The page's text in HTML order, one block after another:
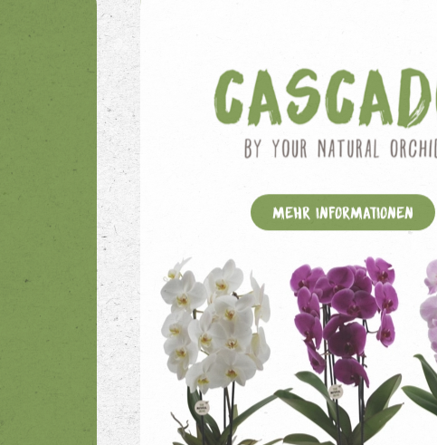
Mehr Informationen